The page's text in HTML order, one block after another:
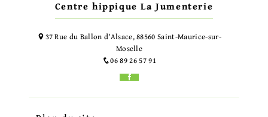
Centre hippique La Jumenterie
37 Rue du Ballon d'Alsace, 88560 Saint-Maurice-sur-
Moselle
06 89 26 57 91